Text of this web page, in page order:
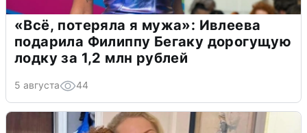
«Всё, потеряла я мужа»: Ивлеева
подарила Филиппу Бегаку дорогущую
лодку за 1,2 млн рублей
5 августа 44